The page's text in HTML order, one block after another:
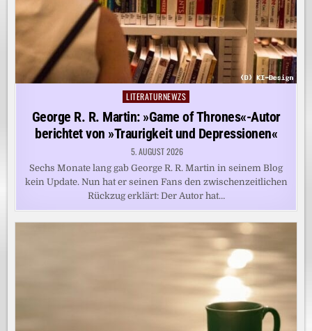
Posted
in
LITERATURNEWZS
George R. R. Martin: »Game of Thrones«-Autor
berichtet von »Traurigkeit und Depressionen«
5. AUGUST 2026
Sechs Monate lang gab George R. R. Martin in seinem Blog
kein Update. Nun hat er seinen Fans den zwischenzeitlichen
Rückzug erklärt: Der Autor hat…